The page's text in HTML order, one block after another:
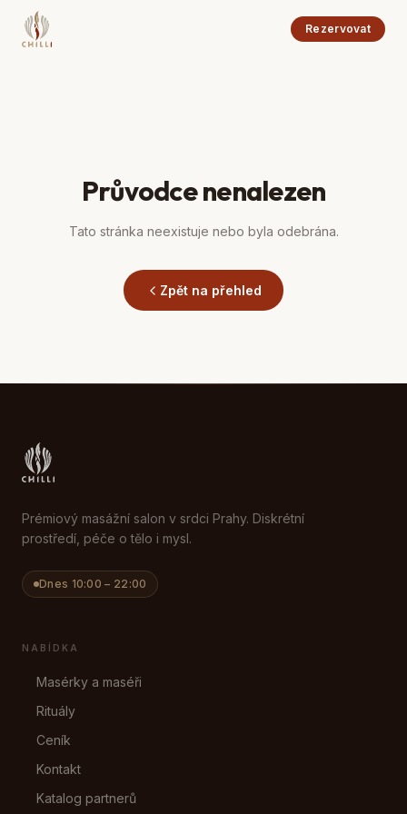
Rezervovat
Průvodce nenalezen
Tato stránka neexistuje nebo byla odebrána.
Zpět na přehled
Prémiový masážní salon v srdci Prahy. Diskrétní
prostředí, péče o tělo i mysl.
Dnes 10:00 – 22:00
NABÍDKA
Masérky a maséři
Rituály
Ceník
Kontakt
Katalog partnerů